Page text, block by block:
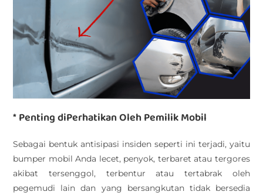
* Penting diPerhatikan Oleh Pemilik Mobil
Sebagai bentuk antisipasi insiden seperti ini terjadi, yaitu
bumper mobil Anda lecet, penyok, terbaret atau tergores
akibat tersenggol, terbentur atau tertabrak oleh
pegemudi lain dan yang bersangkutan tidak bersedia